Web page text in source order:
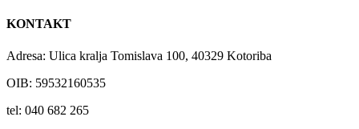
KONTAKT
Adresa: Ulica kralja Tomislava 100, 40329 Kotoriba
OIB: 59532160535
tel: 040 682 265